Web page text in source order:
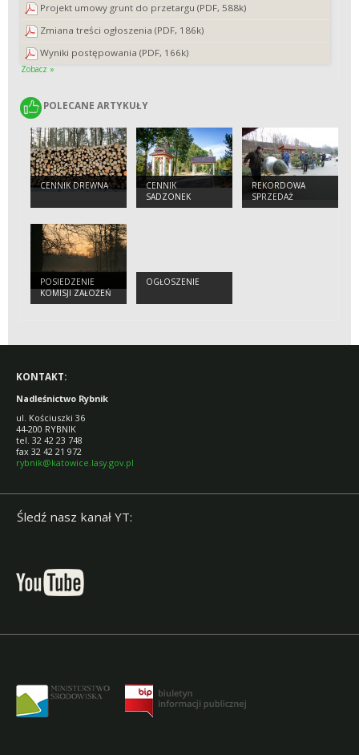
Projekt umowy grunt do przetargu (PDF, 588k)
Zmiana treści ogłoszenia (PDF, 186k)
Wyniki postępowania (PDF, 166k)
Zobacz »
POLECANE ARTYKUŁY
POLECANE ARTYKUŁY
CENNIK DREWNA
CENNIK
SADZONEK
REKORDOWA
SPRZEDAŻ
CHOINEK
POSIEDZENIE
KOMISJI ZAŁOŻEŃ
PLANU
OGŁOSZENIE
KONTAKT:
Nadleśnictwo Rybnik
ul. Kościuszki 36
44-200 RYBNIK
tel. 32 42 23 748
fax 32 42 21 972
rybnik@katowice.lasy.gov.pl
Śledź nasz kanał YT: